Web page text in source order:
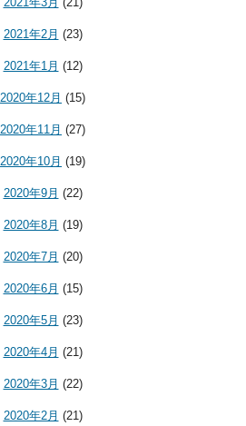
2021年2月 (23)
2021年1月 (12)
2020年12月 (15)
2020年11月 (27)
2020年10月 (19)
2020年9月 (22)
2020年8月 (19)
2020年7月 (20)
2020年6月 (15)
2020年5月 (23)
2020年4月 (21)
2020年3月 (22)
2020年2月 (21)